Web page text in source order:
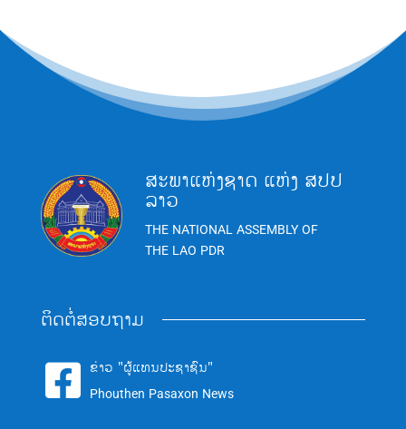
ສະພາແຫ່ງຊາດ ແຫ່ງ ສປປ
ລາວ
THE NATIONAL ASSEMBLY OF
THE LAO PDR
ຕິດຕໍ່ສອບຖາມ
 ຂ່າວ "ຜູ້ແທນປະຊາຊົນ"
Phouthen Pasaxon News